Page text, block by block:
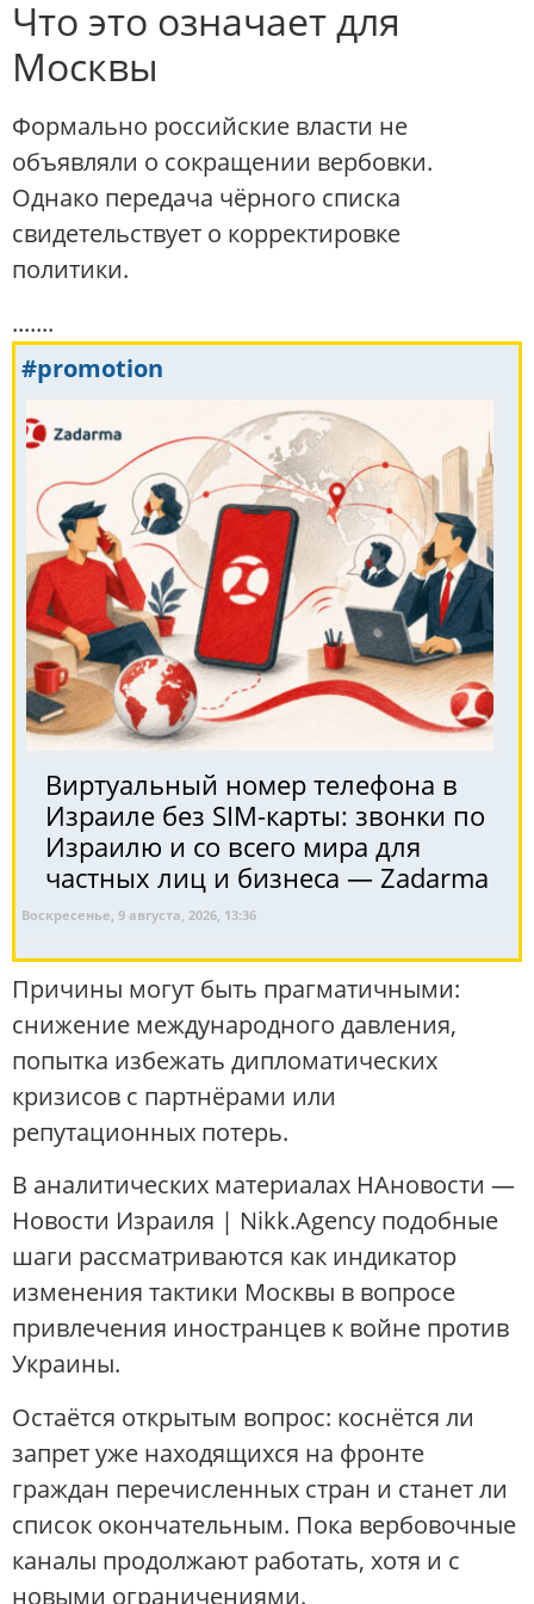
Что это означает для
Москвы
Формально российские власти не
объявляли о сокращении вербовки.
Однако передача чёрного списка
свидетельствует о корректировке
политики.
.......
#promotion
Виртуальный номер телефона в
Израиле без SIM-карты: звонки по
Израилю и со всего мира для
частных лиц и бизнеса — Zadarma
Воскресенье, 9 августа, 2026, 13:36
Причины могут быть прагматичными:
снижение международного давления,
попытка избежать дипломатических
кризисов с партнёрами или
репутационных потерь.
В аналитических материалах НАновости —
Новости Израиля | Nikk.Agency подобные
шаги рассматриваются как индикатор
изменения тактики Москвы в вопросе
привлечения иностранцев к войне против
Украины.
Остаётся открытым вопрос: коснётся ли
запрет уже находящихся на фронте
граждан перечисленных стран и станет ли
список окончательным. Пока вербовочные
каналы продолжают работать, хотя и с
новыми ограничениями.